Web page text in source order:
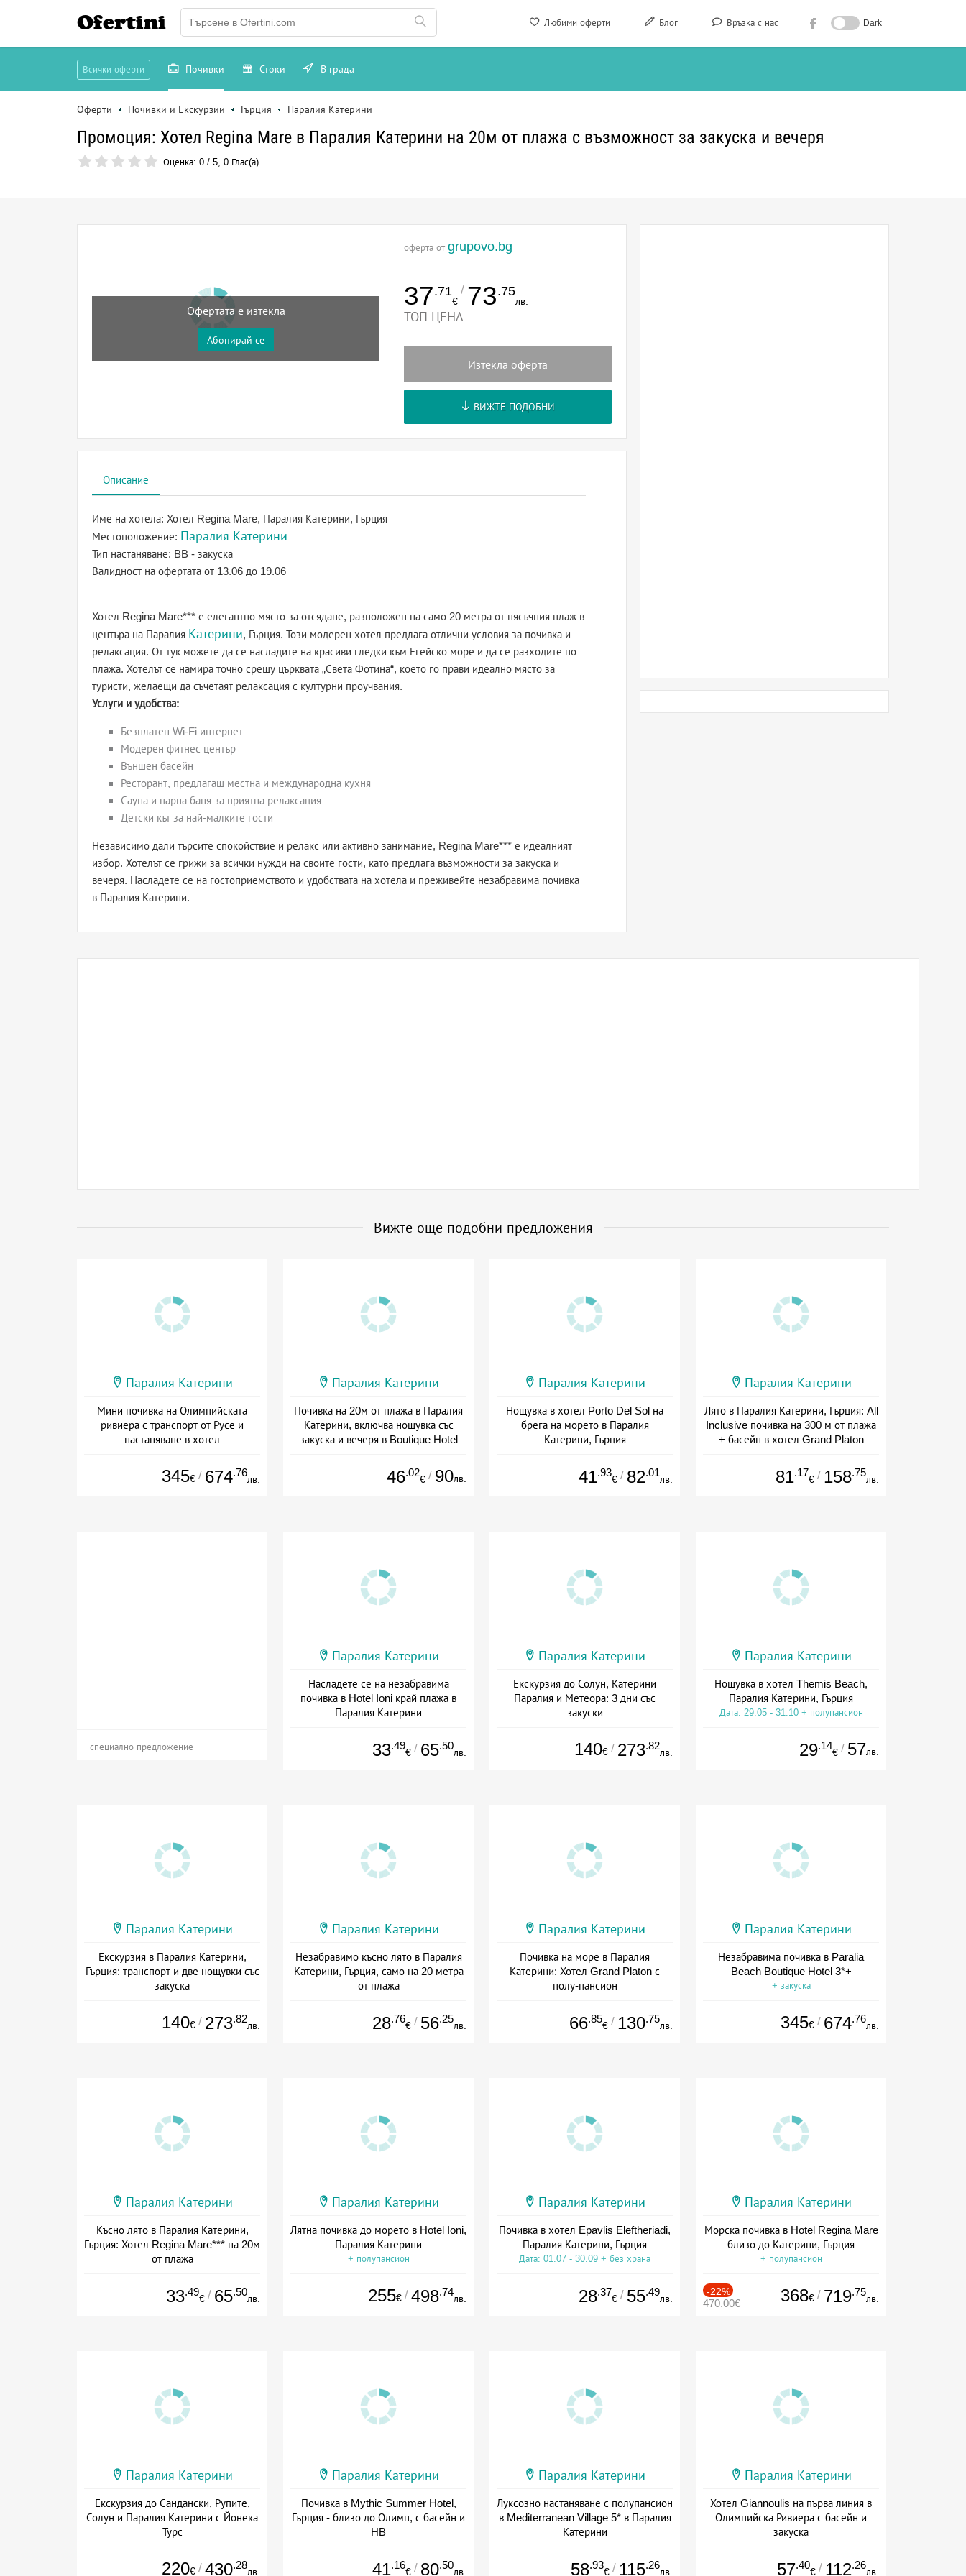
Любими оферти Блог Връзка с нас Dark
Ofertini
Всички оферти Почивки Стоки В града
Оферти Почивки и Екскурзии Гърция Паралия Катерини
Промоция: Хотел Regina Mare в Паралия Катерини на 20м от плажа с възможност за закуска и вечеря
Оценка: 0 / 5, 0 Глас(а)
Офертата е изтекла
Абонирай се
оферта от grupovo.bg
37.71
€
/ 73.75
лв.
ТОП ЦЕНА
Изтекла оферта
ВИЖТЕ ПОДОБНИ
Описание
Име на хотела: Хотел Regina Mare, Паралия Катерини, Гърция
Местоположение: Паралия Катерини
Тип настаняване: BB - закуска
Валидност на офертата от 13.06 до 19.06
Хотел Regina Mare*** е елегантно място за отсядане, разположен на само 20 метра от пясъчния плаж в
центъра на Паралия Катерини, Гърция. Този модерен хотел предлага отлични условия за почивка и
релаксация. От тук можете да се насладите на красиви гледки към Егейско море и да се разходите по
плажа. Хотелът се намира точно срещу църквата „Света Фотина“, което го прави идеално място за
туристи, желаещи да съчетаят релаксация с културни проучвания.
Услуги и удобства:
Безплатен Wi-Fi интернет
Модерен фитнес център
Външен басейн
Ресторант, предлагащ местна и международна кухня
Сауна и парна баня за приятна релаксация
Детски кът за най-малките гости
Независимо дали търсите спокойствие и релакс или активно занимание, Regina Mare*** е идеалният
избор. Хотелът се грижи за всички нужди на своите гости, като предлага възможности за закуска и
вечеря. Насладете се на гостоприемството и удобствата на хотела и преживейте незабравима почивка
в Паралия Катерини.
Вижте още подобни предложения
Паралия Катерини
Мини почивка на Олимпийската
ривиера с транспорт от Русе и
настаняване в хотел
345€ / 674.76
лв.
Паралия Катерини
Почивка на 20м от плажа в Паралия
Катерини, включва нощувка със
закуска и вечеря в Boutique Hotel
Дата: 16.04 - 31.10 + полупансион
46.02
€ / 90лв.
Паралия Катерини
Нощувка в хотел Porto Del Sol на
брега на морето в Паралия
Катерини, Гърция
41.93
€ / 82.01
лв.
Паралия Катерини
Лято в Паралия Катерини, Гърция: All
Inclusive почивка на 300 м от плажа
+ басейн в хотел Grand Platon
81.17
€ / 158.75
лв.
специално предложение
Паралия Катерини
Насладете се на незабравима
почивка в Hotel Ioni край плажа в
Паралия Катерини
33.49
€ / 65.50
лв.
Паралия Катерини
Екскурзия до Солун, Катерини
Паралия и Метеора: 3 дни със
закуски
140€ / 273.82
лв.
Паралия Катерини
Нощувка в хотел Themis Beach,
Паралия Катерини, Гърция
Дата: 29.05 - 31.10 + полупансион
29.14
€ / 57лв.
Паралия Катерини
Екскурзия в Паралия Катерини,
Гърция: транспорт и две нощувки със
закуска
140€ / 273.82
лв.
Паралия Катерини
Незабравимо късно лято в Паралия
Катерини, Гърция, само на 20 метра
от плажа
28.76
€ / 56.25
лв.
Паралия Катерини
Почивка на море в Паралия
Катерини: Хотел Grand Platon с
полу-пансион
66.85
€ / 130.75
лв.
Паралия Катерини
Незабравима почивка в Paralia
Beach Boutique Hotel 3*+
+ закуска
345€ / 674.76
лв.
Паралия Катерини
Късно лято в Паралия Катерини,
Гърция: Хотел Regina Mare*** на 20м
от плажа
33.49
€ / 65.50
лв.
Паралия Катерини
Лятна почивка до морето в Hotel Ioni,
Паралия Катерини
+ полупансион
255€ / 498.74
лв.
Паралия Катерини
Почивка в хотел Epavlis Eleftheriadi,
Паралия Катерини, Гърция
Дата: 01.07 - 30.09 + без храна
28.37
€ / 55.49
лв.
Паралия Катерини
Морска почивка в Hotel Regina Mare
близо до Катерини, Гърция
+ полупансион
-22%
470.00€ 368€ / 719.75
лв.
Паралия Катерини
Екскурзия до Сандански, Рупите,
Солун и Паралия Катерини с Йонека
Турс
220€ / 430.28
лв.
Паралия Катерини
Почивка в Mythic Summer Hotel,
Гърция - близо до Олимп, с басейн и
HB
41.16
€ / 80.50
лв.
Паралия Катерини
Луксозно настаняване с полупансион
в Mediterranean Village 5* в Паралия
Катерини
58.93
€ / 115.26
лв.
Паралия Катерини
Хотел Giannoulis на първа линия в
Олимпийска Ривиера с басейн и
закуска
57.40
€ / 112.26
лв.